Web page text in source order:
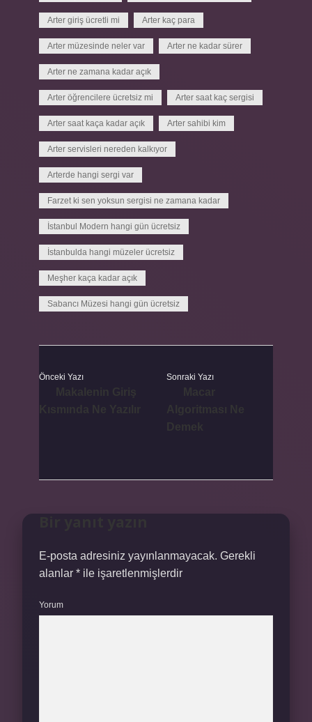
Arter giriş ücretli mi Arter kaç para
Arter müzesinde neler var Arter ne kadar sürer
Arter ne zamana kadar açık
Arter öğrencilere ücretsiz mi Arter saat kaç sergisi
Arter saat kaça kadar açık Arter sahibi kim
Arter servisleri nereden kalkıyor
Arterde hangi sergi var
Farzet ki sen yoksun sergisi ne zamana kadar
İstanbul Modern hangi gün ücretsiz
İstanbulda hangi müzeler ücretsiz
Meşher kaça kadar açık
Sabancı Müzesi hangi gün ücretsiz
Önceki Yazı Sonraki Yazı
E-posta adresiniz yayınlanmayacak. Gerekli
alanlar * ile işaretlenmişlerdir
Yorum